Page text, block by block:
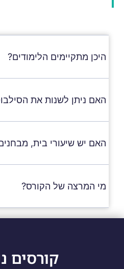
היכן מתקיימים הלימודים?
האם ניתן לשנות את
האם יש שיעורי בית,
מי המרצה של הקורס?
קורסים